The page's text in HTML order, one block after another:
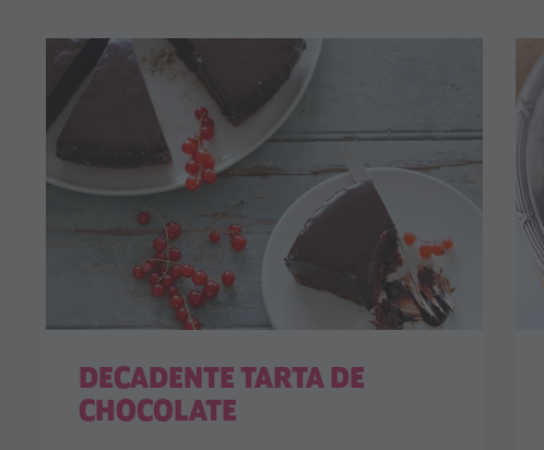
DECADENTE TARTA DE
CHOCOLATE